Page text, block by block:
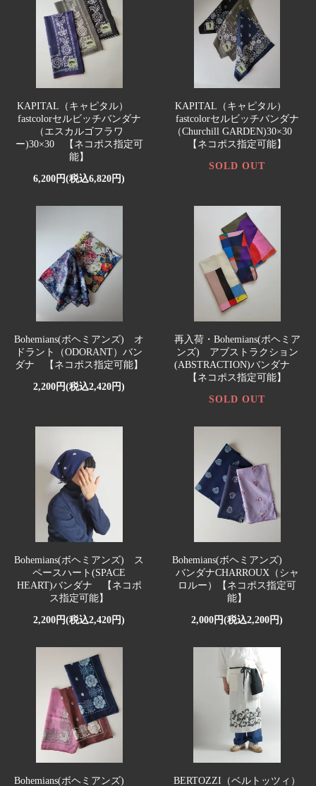
KAPITAL（キャピタル）
fastcolorセルビッチバンダナ
（エスカルゴフラワ
ー)30×30 【ネコポス指定可
能】
6,200円(税込6,820円)
KAPITAL（キャピタル）
fastcolorセルビッチバンダナ
（Churchill GARDEN)30×30
【ネコポス指定可能】
SOLD OUT
Bohemians(ボヘミアンズ) オ
ドラント（ODORANT）バン
ダナ 【ネコポス指定可能】
2,200円(税込2,420円)
再入荷・Bohemians(ボヘミア
ンズ) アブストラクション
(ABSTRACTION)バンダナ
【ネコポス指定可能】
SOLD OUT
Bohemians(ボヘミアンズ) ス
ペースハート(SPACE
HEART)バンダナ 【ネコポ
ス指定可能】
2,200円(税込2,420円)
Bohemians(ボヘミアンズ)
バンダナCHARROUX（シャ
ロルー）【ネコポス指定可
能】
2,000円(税込2,200円)
Bohemians(ボヘミアンズ) BERTOZZI（ベルトッツィ）